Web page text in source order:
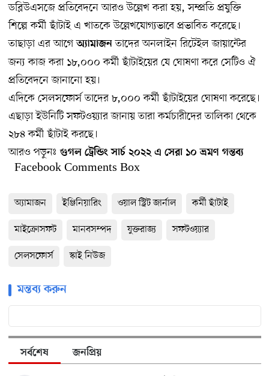
ডব্লিউএসজে প্রতিবেদনে আরও উল্লেখ করা হয়, সম্প্রতি প্রযুক্তি
শিল্পে কর্মী ছাঁটাই এ খাতকে উল্লেখযোগ্যভাবে প্রভাবিত করেছে।
তাছাড়া এর আগেঅ্যামাজনতাদের অনলাইন রিটেইল জায়ান্টের
জন্য কাজ করা ১৮,০০০ কর্মী ছাঁটাইয়ের যে ঘোষণা করে সেটিও ঐ
প্রতিবেদনে জানানো হয়।
এদিকে সেলসফোর্স তাদের ৮,০০০ কর্মী ছাঁটাইয়ের ঘোষণা করেছে।
এছাড়া ইউনিটি সফটওয়্যার জানায় তারা কর্মচারীদের তালিকা থেকে
২৮৪ কর্মী ছাঁটাই করছে।
আরও পড়ুনঃ গুগল ট্রেন্ডিং সার্চ ২০২২ এ সেরা ১০ ভ্রমণ গন্তব্য
Facebook Comments Box
অ্যামাজন ইঞ্জিনিয়ারিং ওয়াল স্ট্রিট জার্নাল
কর্মী ছাঁটাই
মাইক্রোসফট
মানবসম্পদ যুক্তরাজ্য
সফটওয়্যার
সেলসফোর্স
স্কাই নিউজ
মন্তব্য করুন
সর্বশেষ জনপ্রিয়